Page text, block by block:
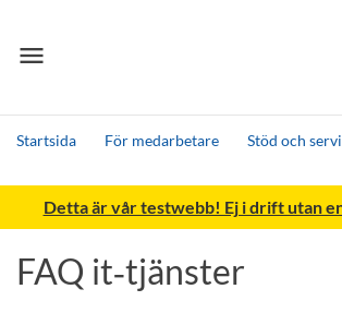
menu
Meny
Startsida För medarbetare Stöd och
Sök
Andra söktjänster
Detta är vår testwebb! Ej i drift utan
FAQ it‑tjänster